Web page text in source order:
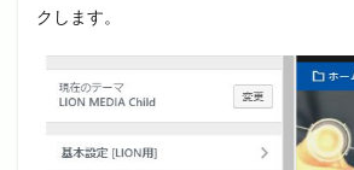
クします。